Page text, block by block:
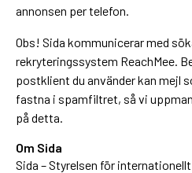
annonsen per telefon.
Obs! Sida kommunicerar med
rekryteringssystem ReachMee.
postklient du använder kan mejl
fastna i spamfiltret, så vi
på detta.
Om Sida
Sida – Styrelsen för